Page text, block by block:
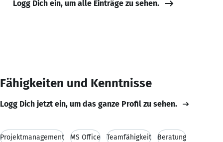
Logg Dich ein, um alle Einträge zu sehen.
Fähigkeiten und Kenntnisse
Logg Dich jetzt ein, um das ganze Profil zu sehen.
Projektmanagement MS Office Teamfähigkeit Beratung